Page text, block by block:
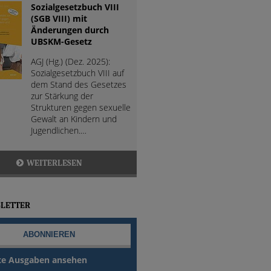
Sozialgesetzbuch VIII
(SGB VIII) mit
Änderungen durch
UBSKM-Gesetz
AGJ (Hg.) (Dez. 2025):
Sozialgesetzbuch VIII auf
dem Stand des Gesetzes
zur Stärkung der
Strukturen gegen sexuelle
Gewalt an Kindern und
Jugendlichen.…
WEITERLESEN
Ausgaben ansehen